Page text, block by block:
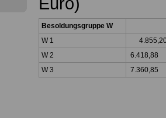
Besoldungsgruppe W
W 1
W 2
6.418,88
W 3
7.360,85